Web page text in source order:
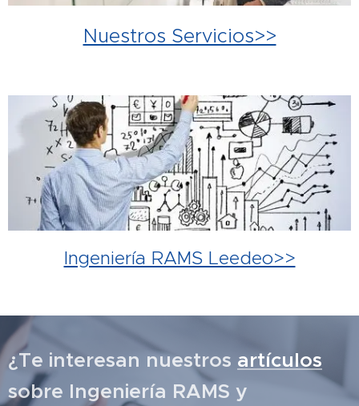
Nuestros Servicios>>
Ingeniería RAMS Leedeo>>
¿Te interesan nuestros artículos
sobre Ingeniería RAMS y